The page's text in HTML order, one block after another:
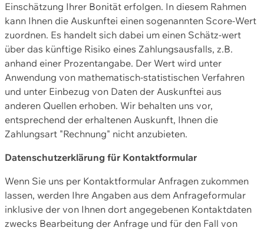
Einschätzung Ihrer Bonität erfolgen. In diesem Rahmen
kann Ihnen die Auskunftei einen sogenannten Score-Wert
zuordnen. Es handelt sich dabei um einen Schätz-wert
über das künftige Risiko eines Zahlungsausfalls, z.B.
anhand einer Prozentangabe. Der Wert wird unter
Anwendung von mathematisch-statistischen Verfahren
und unter Einbezug von Daten der Auskunftei aus
anderen Quellen erhoben. Wir behalten uns vor,
entsprechend der erhaltenen Auskunft, Ihnen die
Zahlungsart "Rechnung" nicht anzubieten.
Datenschutzerklärung für Kontaktformular
Wenn Sie uns per Kontaktformular Anfragen zukommen
lassen, werden Ihre Angaben aus dem Anfrageformular
inklusive der von Ihnen dort angegebenen Kontaktdaten
zwecks Bearbeitung der Anfrage und für den Fall von